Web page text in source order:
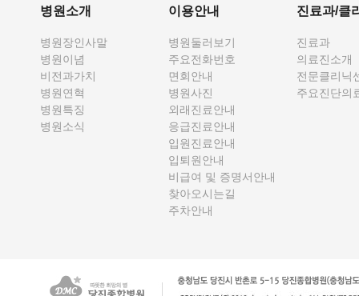
병원소개
병원장인사말
병원이념
비전과가치
병원연혁
병원특징
병원소식
이용안내
병원둘러보기
주요전화번호
면회안내
병원사진
외래진료안내
응급진료안내
입원진료안내
입퇴원안내
비급여 및 증명서안내
찾아오시는길
주차안내
진료과/클
진료과
의료진소개
전문클리닉
주요진단의